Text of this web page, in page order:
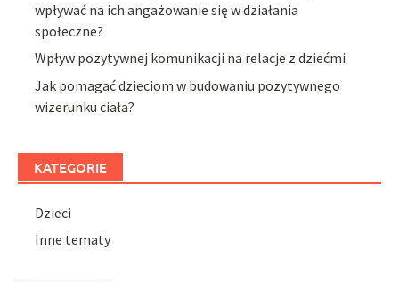
wpływać na ich angażowanie się w działania
społeczne?
Wpływ pozytywnej komunikacji na relacje z dziećmi
Jak pomagać dzieciom w budowaniu pozytywnego
wizerunku ciała?
KATEGORIE
Dzieci
Inne tematy